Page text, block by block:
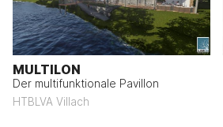
MULTILON
Der multifunktionale Pavillon
HTBLVA Villach